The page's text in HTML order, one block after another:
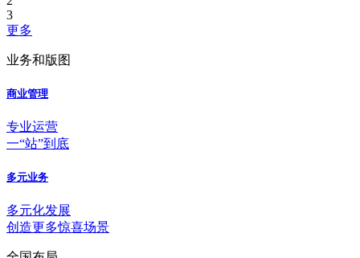
3
更多
业务和版图
商业管理
专业运营
一“站”到底
多元业务
多元化发展
创造更多惊喜场景